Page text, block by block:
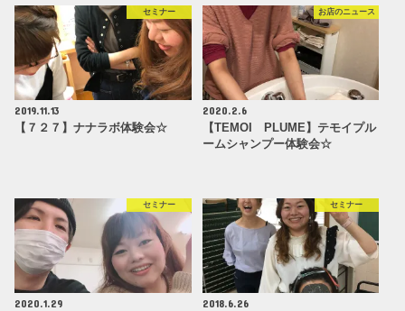
セミナー
2019.11.13
【７２７】ナナラボ体験会☆
お店のニュース
2020.2.6
【TEMOI PLUME】テモイプル
ームシャンプー体験会☆
セミナー
2020.1.29
セミナー
2018.6.26